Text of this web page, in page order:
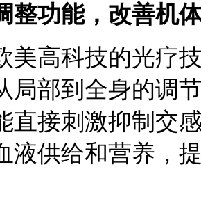
功能，改善机
高科技的光疗技
局部到全身的调
直接刺激抑制交
液供给和营养，